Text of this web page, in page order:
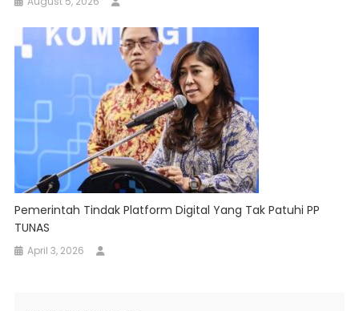
Pemerintah Tindak Platform Digital Yang Tak Patuhi PP
TUNAS
April 3, 2026